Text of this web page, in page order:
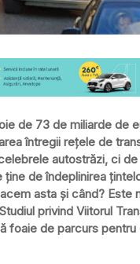
de 73 de miliarde de
întregii rețele de
autostrăzi, ci de
de îndeplinirea
asta și când? Este
privind Viitorul
foaie de parcurs pentru